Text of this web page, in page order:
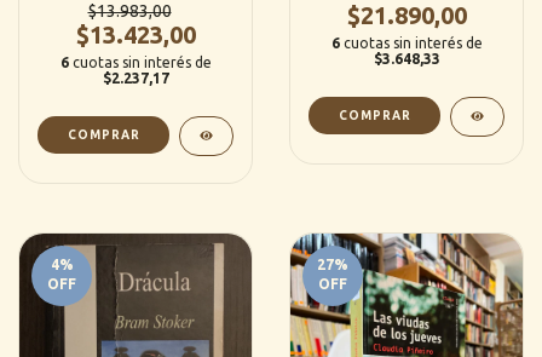
$13.983,00
$13.423,00
6 cuotas sin interés de
$2.237,17
$21.890,00
6 cuotas sin interés de
$3.648,33
4%
OFF
27%
OFF